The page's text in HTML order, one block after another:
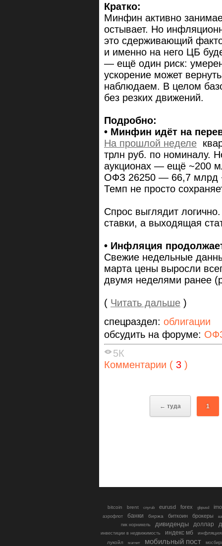
Кратко:
Минфин активно
остывает. Но
это сдерживающий
и именно на него ЦБ
— ещё один риск:
ускорение может
наблюдаем. В целом
без резких движений.
Подробно:
• Минфин идёт на
На прошлой неделе
трлн руб. по номиналу.
аукционах — ещё ~200
ОФЗ 26250 — 66,7 млрд
Темп не просто
Спрос выглядит
ставки, а выходящая
• Инфляция
Свежие недельные
марта цены выросли
двумя неделями ранее
( Читать дальше )
спецраздел: облигации
обсудить на форуме:
5К
Комментарии ( 3 )
← туда 1
bitcoin brent cnyrub eurusd forex gbpusd
аэрофлот банки биржа биткоин брокеры
гмк норникель
дивиденды доллар
инвестиции в недвижимость индекс мб
инфляция
лукойл
магнит мобильный пост